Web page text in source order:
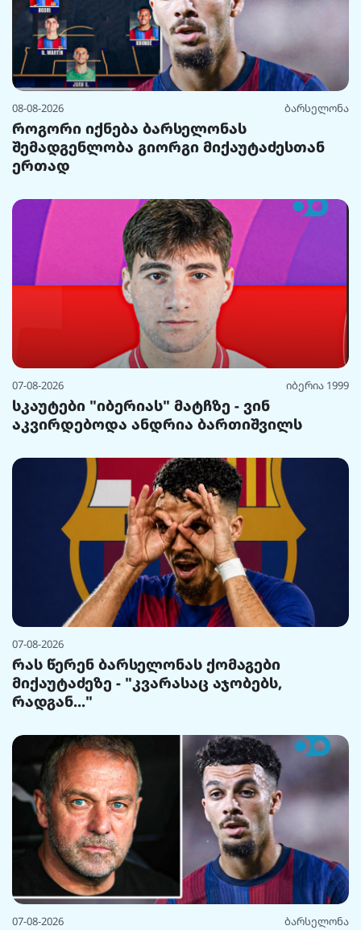
08-08-2026 ბარსელონა
როგორი იქნება ბარსელონას
შემადგენლობა გიორგი მიქაუტაძესთან
ერთად
07-08-2026 იბერია 1999
სკაუტები "იბერიას" მატჩზე - ვინ
აკვირდებოდა ანდრია ბართიშვილს
07-08-2026
რას წერენ ბარსელონას ქომაგები
მიქაუტაძეზე - "კვარასაც აჯობებს,
რადგან..."
07-08-2026 ბარსელონა